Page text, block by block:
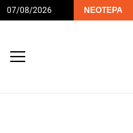
07/08/2026 ΝΕΌΤΕΡΑ